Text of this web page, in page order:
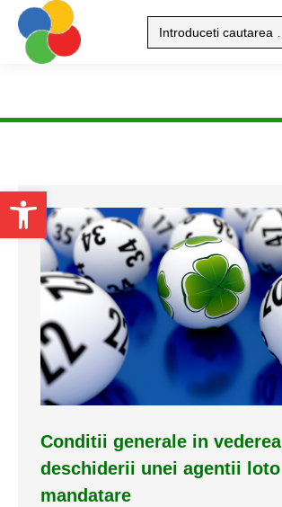
Open toolbar
Search:
Conditii generale in vederea
deschiderii unei agentii loto
mandatare